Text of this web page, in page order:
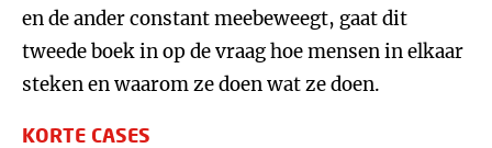
en de ander constant meebeweegt, gaat dit
tweede boek in op de vraag hoe mensen in elkaar
steken en waarom ze doen wat ze doen.
KORTE CASES